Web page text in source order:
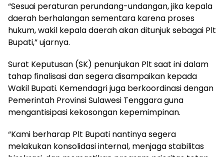
“Sesuai peraturan perundang-undangan, jika kepala
daerah berhalangan sementara karena proses
hukum, wakil kepala daerah akan ditunjuk sebagai Plt
Bupati,” ujarnya.
Surat Keputusan (SK) penunjukan Plt saat ini dalam
tahap finalisasi dan segera disampaikan kepada
Wakil Bupati. Kemendagri juga berkoordinasi dengan
Pemerintah Provinsi Sulawesi Tenggara guna
mengantisipasi kekosongan kepemimpinan.
“Kami berharap Plt Bupati nantinya segera
melakukan konsolidasi internal, menjaga stabilitas